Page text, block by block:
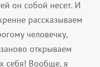
он собой несет. И
рассказываем
человечку,
открываем
себя! Вообще, я